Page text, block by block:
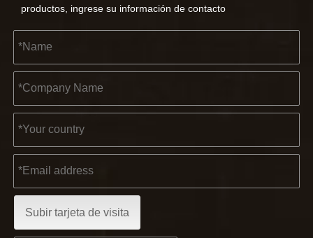
2022-11-21
productos, ingrese su información de contacto
Subir tarjeta de visita